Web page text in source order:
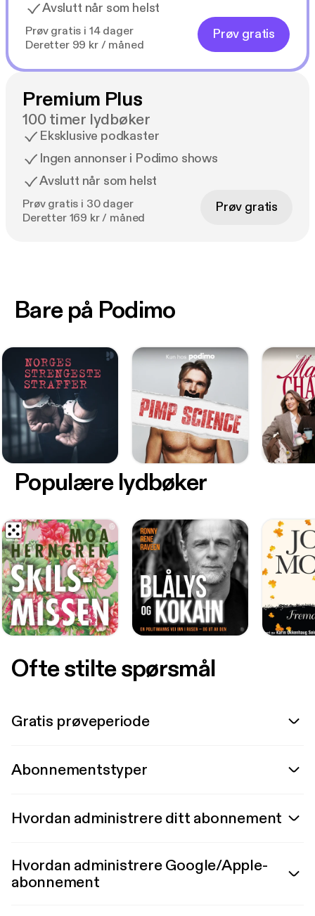
Avslutt når som helst
Prøv gratis i 14 dager
Deretter 99 kr / måned
Prøv gratis
Premium Plus
100 timer lydbøker
Eksklusive podkaster
Ingen annonser i Podimo shows
Avslutt når som helst
Prøv gratis i 30 dager
Deretter 169 kr / måned
Prøv gratis
Bare på Podimo
Populære lydbøker
Ofte stilte spørsmål
Gratis prøveperiode
Abonnementstyper
Hvordan administrere ditt abonnement
Hvordan administrere Google/Apple-
abonnement